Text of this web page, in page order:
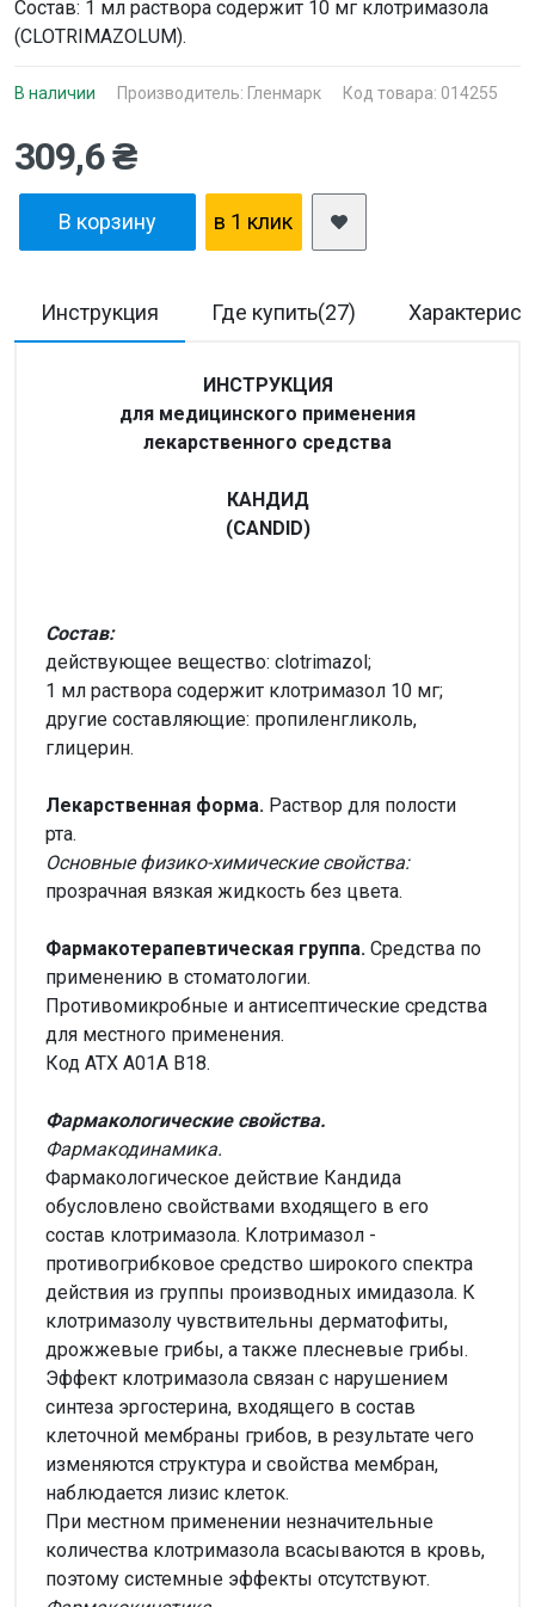
Состав: 1 мл раствора содержит 10 мг клотримазола
(CLOTRIMAZOLUM).
В наличии Производитель: Гленмарк Код товара: 014255
309,6 ₴
В корзину в 1 клик
Инструкция Где купить(27)
ИНСТРУКЦИЯ
для медицинского применения
лекарственного средства
КАНДИД
(CANDID)
Состав:
действующее вещество: clotrimazol;
1 мл раствора содержит клотримазол 10 мг;
другие составляющие: пропиленгликоль,
глицерин.
Лекарственная форма. Раствор для полости
рта.
Основные физико-химические свойства:
прозрачная вязкая жидкость без цвета.
Фармакотерапевтическая группа. Средства по
применению в стоматологии.
Противомикробные и антисептические средства
для местного применения.
Код АТХ А01А В18.
Фармакологические свойства.
Фармакодинамика.
Фармакологическое действие Кандида
обусловлено свойствами входящего в его
состав клотримазола. Клотримазол -
противогрибковое средство широкого спектра
действия из группы производных имидазола. К
клотримазолу чувствительны дерматофиты,
дрожжевые грибы, а также плесневые грибы.
Эффект клотримазола связан с нарушением
синтеза эргостерина, входящего в состав
клеточной мембраны грибов, в результате чего
изменяются структура и свойства мембран,
наблюдается лизис клеток.
При местном применении незначительные
количества клотримазола всасываются в кровь,
поэтому системные эффекты отсутствуют.